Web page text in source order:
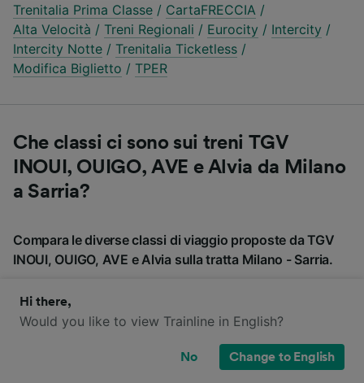
Trenitalia Prima Classe / CartaFRECCIA /
Alta Velocità / Treni Regionali / Eurocity / Intercity /
Intercity Notte / Trenitalia Ticketless /
Modifica Biglietto / TPER
Che classi ci sono sui treni TGV
INOUI, OUIGO, AVE e Alvia da Milano
a Sarria?
Compara le diverse classi di viaggio proposte da TGV
INOUI, OUIGO, AVE e Alvia sulla tratta Milano - Sarria.
TGV INOUI
Hi there,
Would you like to view Trainline in English?
No Change to English